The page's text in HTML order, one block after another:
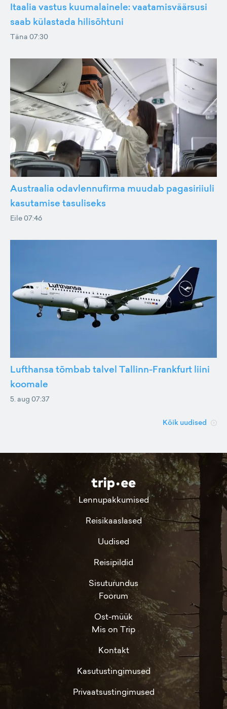
Itaalia vastus kuumalainele: vaatamisväärsusi
saab külastada hilisõhtuni
Täna 07:30
Austraalia odavlennufirma muudab pagasiriiuli
kasutamise tasuliseks
Eile 07:46
Lufthansa tõmbab talvel Tallinn-Frankfurt liini
koomale
5. aug 07:37
Kõik uudised
Lennupakkumised
Reisikaaslased
Uudised
Reisipildid
Sisuturundus
Foorum
Ost-müük
Mis on Trip
Kontakt
Kasutustingimused
Privaatsustingimused